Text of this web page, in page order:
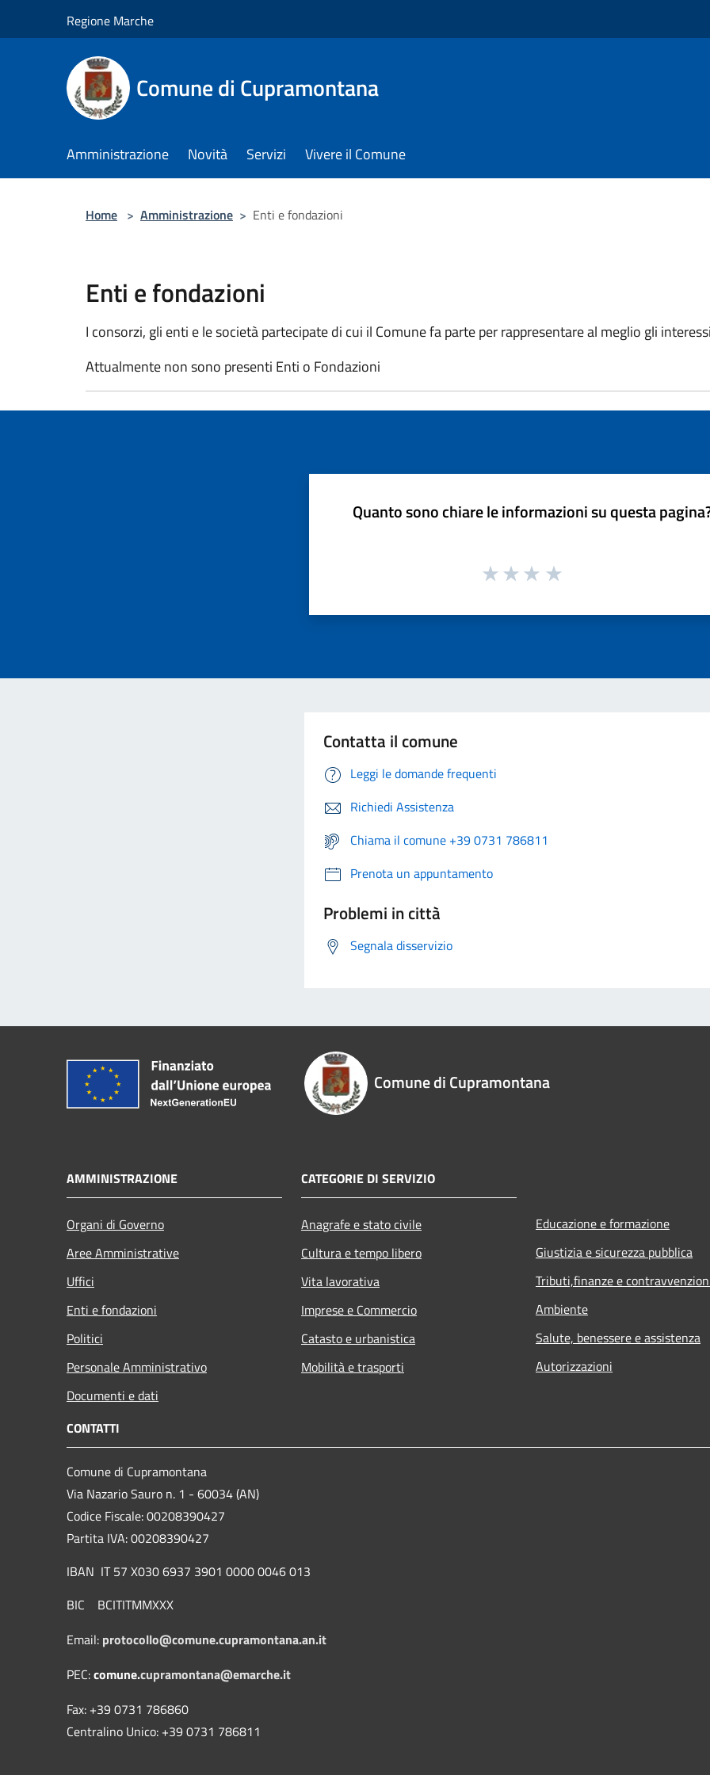
Regione Marche
Comune di Cupramontana
Amministrazione Novità Servizi Vivere il Comune
Home > Amministrazione > Enti e fondazioni
Enti e fondazioni
I consorzi, gli enti e le società partecipate di cui il Comune fa parte per rappresentare al meglio gli
Attualmente non sono presenti Enti o Fondazioni
Quanto sono chiare le informazioni su questa
Contatta il comune
Leggi le domande frequenti
Richiedi Assistenza
Chiama il comune +39 0731 786811
Prenota un appuntamento
Problemi in città
Segnala disservizio
Comune di Cupramontana
AMMINISTRAZIONE
Organi di Governo
Aree Amministrative
Uffici
Enti e fondazioni
Politici
Personale Amministrativo
Documenti e dati
CATEGORIE DI SERVIZIO
Anagrafe e stato civile
Cultura e tempo libero
Vita lavorativa
Imprese e Commercio
Catasto e urbanistica
Mobilità e trasporti
Educazione e formazione
Giustizia e sicurezza pubblica
Tributi,finanze e
Ambiente
Salute, benessere e assistenza
Autorizzazioni
CONTATTI
Comune di Cupramontana
Via Nazario Sauro n. 1 - 60034 (AN)
Codice Fiscale: 00208390427
Partita IVA: 00208390427
IBAN IT 57 X030 6937 3901 0000 0046 013
BIC BCITITMMXXX
Email: protocollo@comune.cupramontana.an.it
PEC:comune.cupramontana@emarche.it
Fax: +39 0731 786860
Centralino Unico: +39 0731 786811